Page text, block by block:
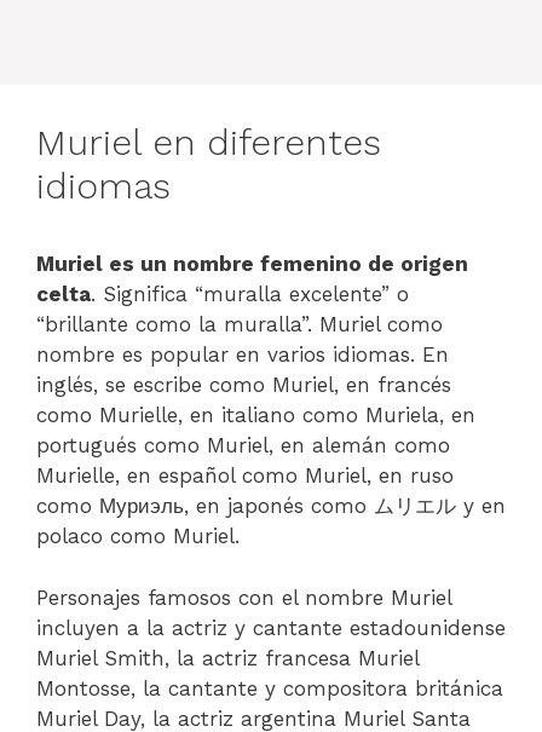
Muriel en diferentes
idiomas
Muriel es un nombre femenino de origen
celta. Significa “muralla excelente” o
“brillante como la muralla”. Muriel como
nombre es popular en varios idiomas. En
inglés, se escribe como Muriel, en francés
como Murielle, en italiano como Muriela, en
portugués como Muriel, en alemán como
Murielle, en español como Muriel, en ruso
como Муриэль, en japonés como ムリエル y en
polaco como Muriel.
Personajes famosos con el nombre Muriel
incluyen a la actriz y cantante estadounidense
Muriel Smith, la actriz francesa Muriel
Montosse, la cantante y compositora británica
Muriel Day, la actriz argentina Muriel Santa